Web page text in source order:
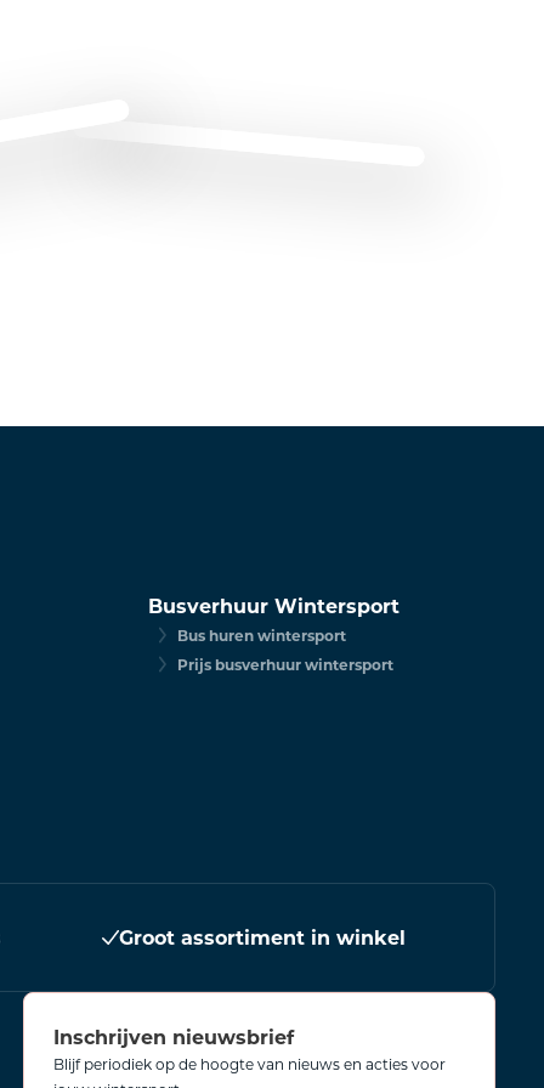
Busverhuur Wintersport
Bus huren wintersport
Prijs busverhuur wintersport
Groot assortiment in winkel
Inschrijven nieuwsbrief
Blijf periodiek op de hoogte van nieuws en acties voor